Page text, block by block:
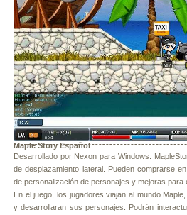
Maple Story Español
Desarrollado por Nexon para Windows.
de desplazamiento lateral. Pueden comprarse
de personalización de personajes y mejoras para
En el juego, los jugadores viajan al mundo
y desarrollaran sus personajes. Podrán